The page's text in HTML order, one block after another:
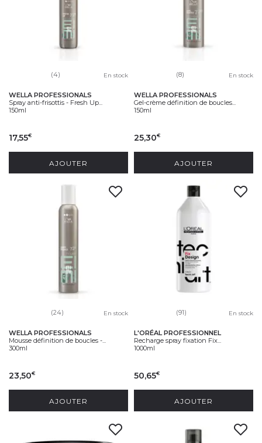
(4) En stock
WELLA PROFESSIONALS
Spray anti-frisottis - Fresh Up...
150ml
17,55€
AJOUTER
(8) En stock
WELLA PROFESSIONALS
Gel-crème définition de boucles...
150ml
25,30€
AJOUTER
(24) En stock
WELLA PROFESSIONALS
Mousse définition de boucles -...
300ml
23,50€
AJOUTER
(91) En stock
L'ORÉAL PROFESSIONNEL
Recharge spray fixation Fix...
1000ml
50,65€
AJOUTER